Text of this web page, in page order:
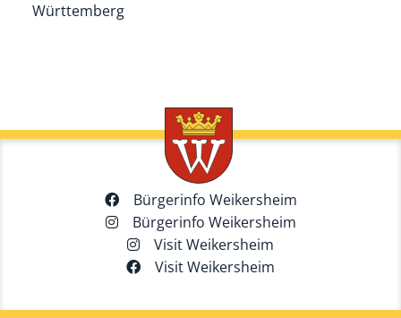
Württemberg
Bürgerinfo Weikersheim
Bürgerinfo Weikersheim
Visit Weikersheim
Visit Weikersheim